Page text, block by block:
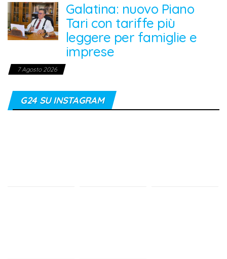
Galatina: nuovo Piano
Tari con tariffe più
leggere per famiglie e
imprese
7 Agosto 2026
G24 SU INSTAGRAM